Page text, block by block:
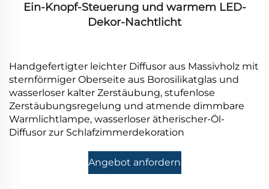
Ein-Knopf-Steuerung und warmem LED-
Dekor-Nachtlicht
Handgefertigter leichter Diffusor aus Massivholz mit
sternförmiger Oberseite aus Borosilikatglas und
wasserloser kalter Zerstäubung, stufenlose
Zerstäubungsregelung und atmende dimmbare
Warmlichtlampe, wasserloser ätherischer-Öl-
Diffusor zur Schlafzimmerdekoration
Angebot anfordern